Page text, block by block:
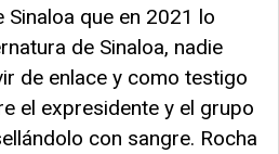
que en 2021 lo
de Sinaloa, nadie
de enlace y como testigo
el expresidente y el grupo
con sangre. Rocha